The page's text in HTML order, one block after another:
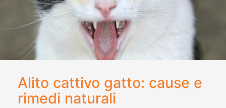
Alito cattivo gatto: cause e
rimedi naturali